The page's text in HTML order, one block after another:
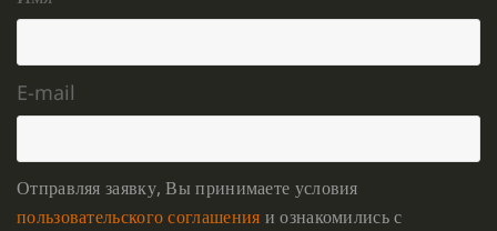
E-mail
Отправляя заявку, Вы принимаете условия
пользовательского соглашения и ознакомились с